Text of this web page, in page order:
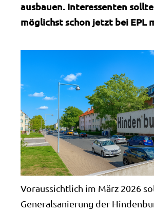
ausbauen. Interessenten
möglichst schon jetzt bei EPL
Voraussichtlich im März 2026
Generalsanierung der